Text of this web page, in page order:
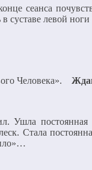
сеанса
суставе левой
Человека».
Ушла постоянная
Стала